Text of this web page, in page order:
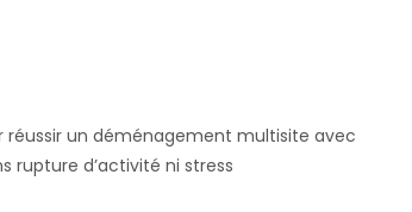
réussir un déménagement multisite avec
rupture d’activité ni stress